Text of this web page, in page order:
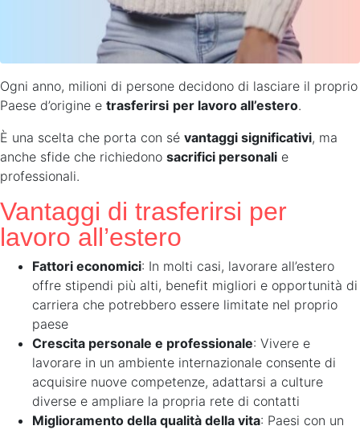
Ogni anno, milioni di persone decidono di lasciare il proprio
Paese d’origine e trasferirsi per lavoro all’estero.
È una scelta che porta con sé vantaggi significativi, ma
anche sfide che richiedono sacrifici personali e
professionali.
Vantaggi di trasferirsi per
lavoro all’estero
Fattori economici: In molti casi, lavorare all’estero
offre stipendi più alti, benefit migliori e opportunità di
carriera che potrebbero essere limitate nel proprio
paese
Crescita personale e professionale: Vivere e
lavorare in un ambiente internazionale consente di
acquisire nuove competenze, adattarsi a culture
diverse e ampliare la propria rete di contatti
Miglioramento della qualità della vita: Paesi con un